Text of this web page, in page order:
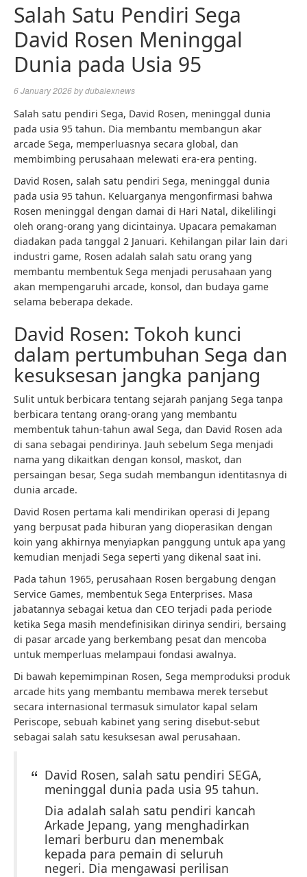
Salah Satu Pendiri Sega
David Rosen Meninggal
Dunia pada Usia 95
6 January 2026bydubaiexnews
Salah satu pendiri Sega, David Rosen, meninggal dunia
pada usia 95 tahun. Dia membantu membangun akar
arcade Sega, memperluasnya secara global, dan
membimbing perusahaan melewati era-era penting.
David Rosen, salah satu pendiri Sega, meninggal dunia
pada usia 95 tahun. Keluarganya mengonfirmasi bahwa
Rosen meninggal dengan damai di Hari Natal, dikelilingi
oleh orang-orang yang dicintainya. Upacara pemakaman
diadakan pada tanggal 2 Januari. Kehilangan pilar lain dari
industri game, Rosen adalah salah satu orang yang
membantu membentuk Sega menjadi perusahaan yang
akan mempengaruhi arcade, konsol, dan budaya game
selama beberapa dekade.
David Rosen: Tokoh kunci
dalam pertumbuhan Sega dan
kesuksesan jangka panjang
Sulit untuk berbicara tentang sejarah panjang Sega tanpa
berbicara tentang orang-orang yang membantu
membentuk tahun-tahun awal Sega, dan David Rosen ada
di sana sebagai pendirinya. Jauh sebelum Sega menjadi
nama yang dikaitkan dengan konsol, maskot, dan
persaingan besar, Sega sudah membangun identitasnya di
dunia arcade.
David Rosen pertama kali mendirikan operasi di Jepang
yang berpusat pada hiburan yang dioperasikan dengan
koin yang akhirnya menyiapkan panggung untuk apa yang
kemudian menjadi Sega seperti yang dikenal saat ini.
Pada tahun 1965, perusahaan Rosen bergabung dengan
Service Games, membentuk Sega Enterprises. Masa
jabatannya sebagai ketua dan CEO terjadi pada periode
ketika Sega masih mendefinisikan dirinya sendiri, bersaing
di pasar arcade yang berkembang pesat dan mencoba
untuk memperluas melampaui fondasi awalnya.
Di bawah kepemimpinan Rosen, Sega memproduksi produk
arcade hits yang membantu membawa merek tersebut
secara internasional termasuk simulator kapal selam
Periscope, sebuah kabinet yang sering disebut-sebut
sebagai salah satu kesuksesan awal perusahaan.
David Rosen, salah satu pendiri SEGA,
meninggal dunia pada usia 95 tahun.
Dia adalah salah satu pendiri kancah
Arkade Jepang, yang menghadirkan
lemari berburu dan menembak
kepada para pemain di seluruh
negeri. Dia mengawasi perilisan